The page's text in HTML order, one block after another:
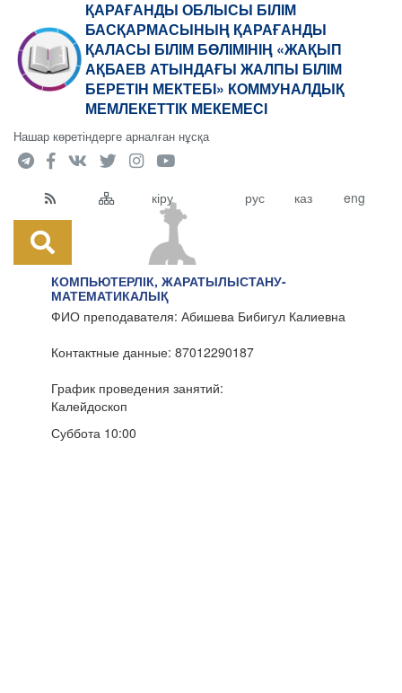
ҚАРАҒАНДЫ ОБЛЫСЫ БІЛІМ
БАСҚАРМАСЫНЫҢ ҚАРАҒАНДЫ
ҚАЛАСЫ БІЛІМ БӨЛІМІНІҢ «ЖАҚЫП
АҚБАЕВ АТЫНДАҒЫ ЖАЛПЫ БІЛІМ
БЕРЕТІН МЕКТЕБІ» КОММУНАЛДЫҚ
МЕМЛЕКЕТТІК МЕКЕМЕСІ
Нашар көретіндерге арналған нұсқа
кіру рус каз eng
КОМПЬЮТЕРЛІК, ЖАРАТЫЛЫСТАНУ-
МАТЕМАТИКАЛЫҚ
ФИО преподавателя: Абишева Бибигул Калиевна
Контактные данные: 87012290187
График проведения занятий:
Калейдоскоп
Суббота 10:00